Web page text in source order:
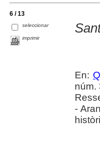
6 / 13
seleccionar
imprimir
En:
núm.
-